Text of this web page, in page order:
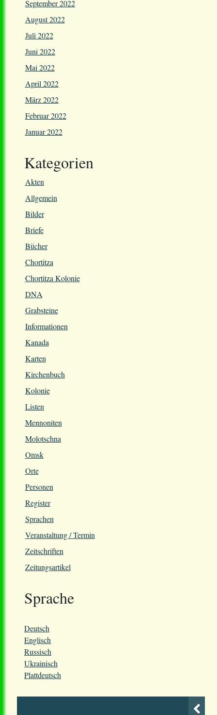
September 2022
August 2022
Juli 2022
Juni 2022
Mai 2022
April 2022
März 2022
Februar 2022
Januar 2022
Kategorien
Akten
Allgemein
Bilder
Briefe
Bücher
Chortitza
Chortitza Kolonie
DNA
Grabsteine
Informationen
Kanada
Karten
Kirchenbuch
Kolonie
Listen
Mennoniten
Molotschna
Omsk
Orte
Personen
Register
Sprachen
Veranstaltung / Termin
Zeitschriften
Zeitungsartikel
Sprache
Deutsch
Englisch
Russisch
Ukrainisch
Plattdeutsch